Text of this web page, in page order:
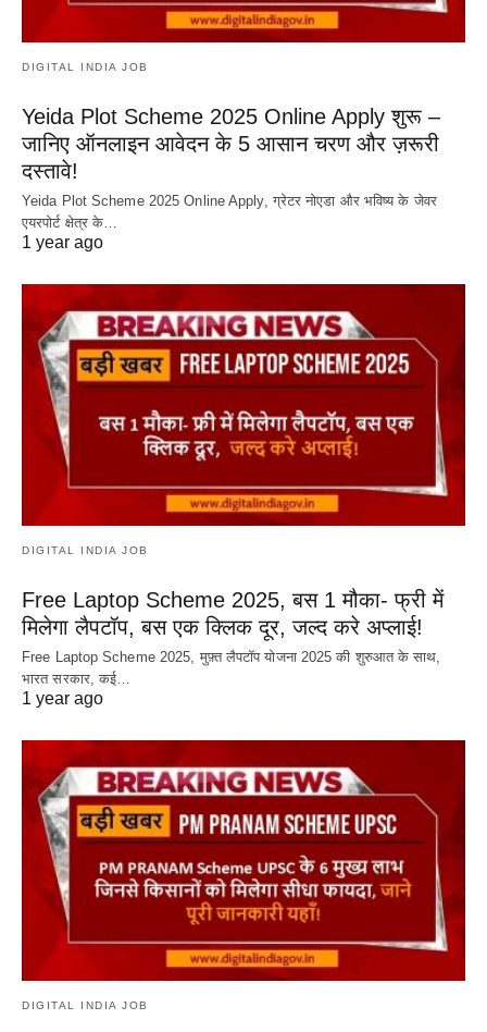
DIGITAL INDIA JOB
Yeida Plot Scheme 2025 Online Apply शुरू –
जानिए ऑनलाइन आवेदन के 5 आसान चरण और ज़रूरी
दस्तावे!
Yeida Plot Scheme 2025 Online Apply, ग्रेटर नोएडा और भविष्य के जेवर
एयरपोर्ट क्षेत्र के…
1 year ago
DIGITAL INDIA JOB
Free Laptop Scheme 2025, बस 1 मौका- फ्री में
मिलेगा लैपटॉप, बस एक क्लिक दूर, जल्द करे अप्लाई!
Free Laptop Scheme 2025, मुफ़्त लैपटॉप योजना 2025 की शुरुआत के साथ,
भारत सरकार, कई…
1 year ago
DIGITAL INDIA JOB